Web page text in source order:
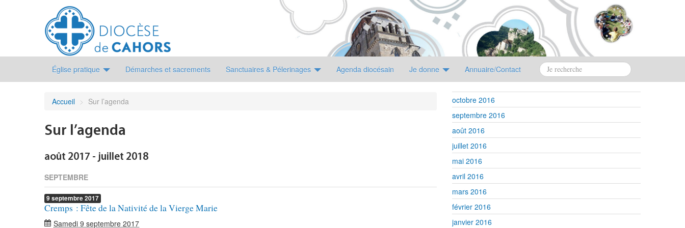
Église pratique Démarches et sacrements Sanctuaires & Pélerinages Agenda diocésain Je donne Annuaire/Contact
Accueil > Sur l’agenda
Sur l’agenda
août 2017 - juillet 2018
SEPTEMBRE
9 septembre2017
Cremps : Fête de la Nativité de la Vierge Marie
Samedi 9 septembre 2017
octobre 2016
septembre 2016
août 2016
juillet 2016
mai 2016
avril 2016
mars 2016
février 2016
janvier 2016